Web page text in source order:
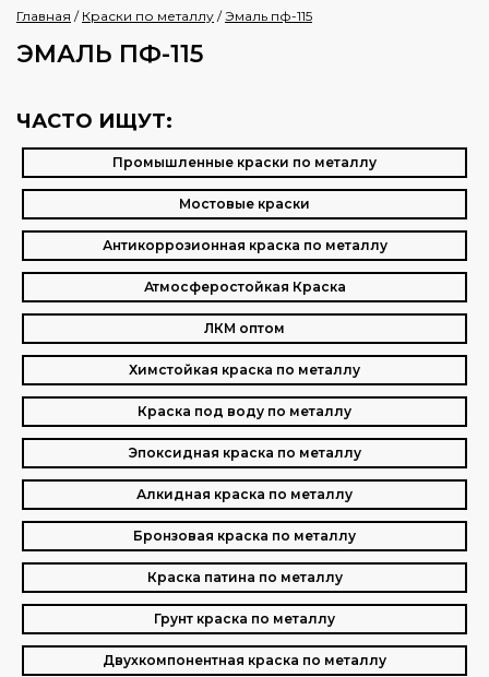
Главная / Краски по металлу /Эмаль пф-115
ЭМАЛЬ ПФ-115
ЧАСТО ИЩУТ:
Промышленные краски по металлу
Мостовые краски
Антикоррозионная краска по металлу
Атмосферостойкая Краска
ЛКМ оптом
Химстойкая краска по металлу
Краска под воду по металлу
Эпоксидная краска по металлу
Алкидная краска по металлу
Бронзовая краска по металлу
Краска патина по металлу
Грунт краска по металлу
Двухкомпонентная краска по металлу